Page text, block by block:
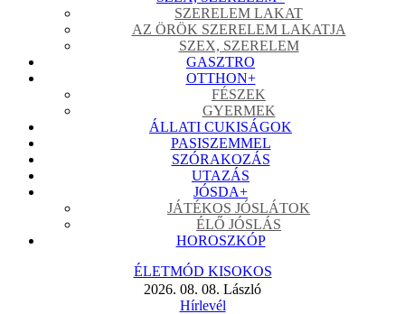
SZERELEM LAKAT
AZ ÖRÖK SZERELEM LAKATJA
SZEX, SZERELEM
GASZTRO
OTTHON+
FÉSZEK
GYERMEK
ÁLLATI CUKISÁGOK
PASISZEMMEL
SZÓRAKOZÁS
UTAZÁS
JÓSDA+
JÁTÉKOS JÓSLÁTOK
ÉLŐ JÓSLÁS
HOROSZKÓP
ÉLETMÓD KISOKOS
2026. 08. 08. László
Hírlevél